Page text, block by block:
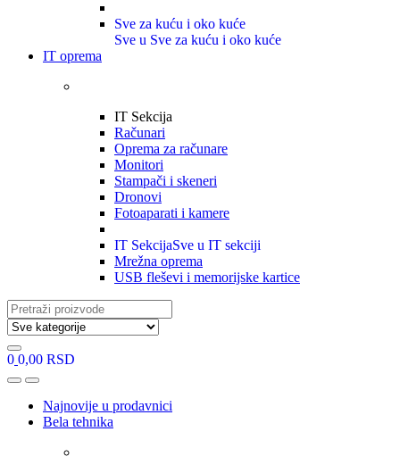
Sve za kuću i oko kuće
Sve u Sve za kuću i oko kuće
IT oprema
IT Sekcija
Računari
Oprema za računare
Monitori
Stampači i skeneri
Dronovi
Fotoaparati i kamere
IT SekcijaSve u IT sekciji
Mrežna oprema
USB fleševi i memorijske kartice
Search
for:
0 0,00 RSD
OpenClose
Najnovije u prodavnici
Bela tehnika